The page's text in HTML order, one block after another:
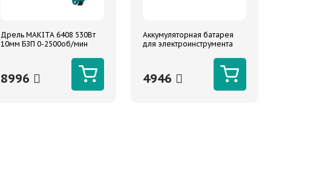
Дрель MAKITA 6408 530Вт
10мм БЗП 0-2500об/мин
8996
Аккумуляторная батарея
для электроинструмента
4946